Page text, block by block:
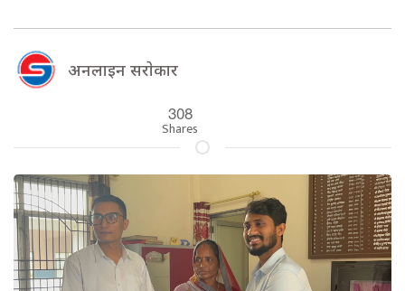
अनलाइन सराेकार
308
Shares